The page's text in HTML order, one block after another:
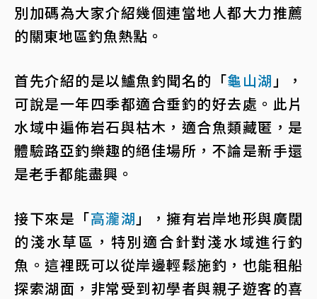
別加碼為大家介紹幾個連當地人都大力推薦
的關東地區釣魚熱點。
首先介紹的是以鱸魚釣聞名的「龜山湖 」，
可說是一年四季都適合垂釣的好去處。此片
水域中遍佈岩石與枯木，適合魚類藏匿，是
體驗路亞釣樂趣的絕佳場所，不論是新手還
是老手都能盡興。
接下來是「高瀧湖 」，擁有岩岸地形與廣闊
的淺水草區，特別適合針對淺水域進行釣
魚。這裡既可以從岸邊輕鬆施釣，也能租船
探索湖面，非常受到初學者與親子遊客的喜